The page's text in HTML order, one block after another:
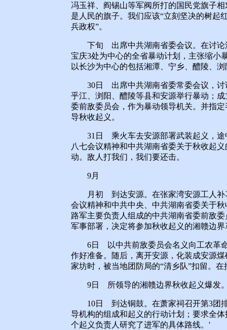
冯玉祥、阎锡山等军阀所打的国民党旗子
是人民的旗子。我们应该“立刻坚决的树起
兵政权”。
下旬 出席中共湖南省委会议。在讨论
宝庆3处为中心的全省暴动计划，主张缩小
以长沙为中心的包括湘潭、宁乡、醴陵、
30日 出席中共湖南省委常委会议，讨
乎江、浏阳、醴陵等县和安源举行暴动；
委前敌委员会，作为暴动领导机关。并指
导秋收起义。
31日 乘火车去安源部署武装起义，途
八七会议精神和中共湖南省委关于秋收起
动。敌人打我们，我们要还击。
9月
月初 到达安源。在张家湾安源工人补
会议精神和中共中央、中共湖南省委关于
路军主要负责人组成的中共湖南省委前敌
军事部署，决定将参加秋收起义的湘赣边
6日 以中共前敌委员会名义向工农革命
作好准备。随后，离开安源，化装成安源
家坊时，被当地团防局的“清乡队”扣留。
9日 所领导的湘赣边界秋收起义爆发
10日 到达铜鼓。在萧家祠召开第3团排
导机构的组成和起义的行动计划；要求全
个起义负责人研究了进军的具体路线。'